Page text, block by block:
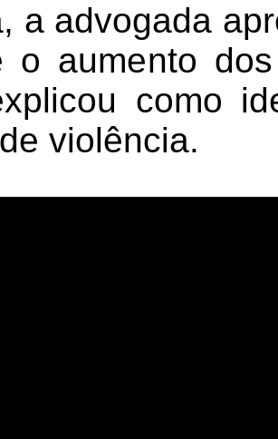
a advogada
o aumento
como
violência.